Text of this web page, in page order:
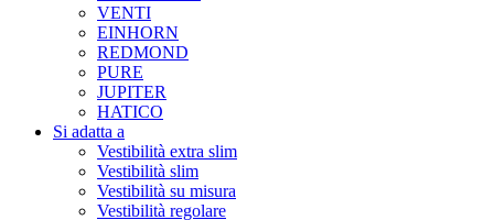
VENTI
EINHORN
REDMOND
PURE
JUPITER
HATICO
Si adatta a
Vestibilità extra slim
Vestibilità slim
Vestibilità su misura
Vestibilità regolare